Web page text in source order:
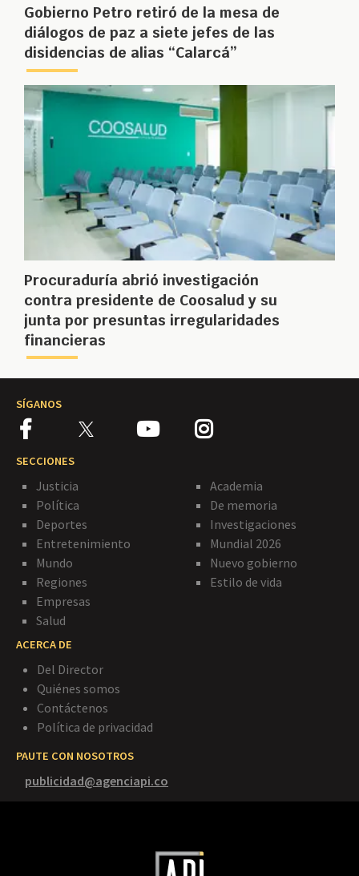
Gobierno Petro retiró de la mesa de
diálogos de paz a siete jefes de las
disidencias de alias “Calarcá”
Procuraduría abrió investigación
contra presidente de Coosalud y su
junta por presuntas irregularidades
financieras
SÍGANOS
SECCIONES
Justicia
Política
Deportes
Entretenimiento
Mundo
Regiones
Empresas
Salud
Academia
De memoria
Investigaciones
Mundial 2026
Nuevo gobierno
Estilo de vida
ACERCA DE
Del Director
Quiénes somos
Contáctenos
Política de privacidad
PAUTE CON NOSOTROS
publicidad@agenciapi.co